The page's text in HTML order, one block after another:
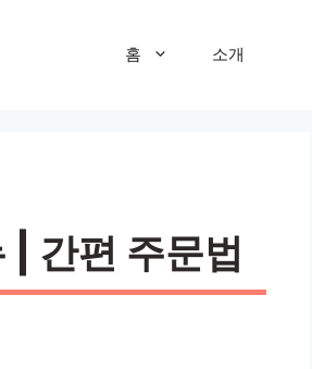
홈 소개
| 간편 주문법